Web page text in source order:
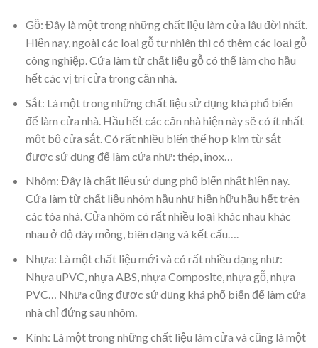
Gỗ: Đây là một trong những chất liệu làm cửa lâu đời nhất.
Hiện nay, ngoài các loại gỗ tự nhiên thì có thêm các loại gỗ
công nghiệp. Cửa làm từ chất liệu gỗ có thể làm cho hầu
hết các vị trí cửa trong căn nhà.
Sắt: Là một trong những chất liệu sử dụng khá phổ biến
để làm cửa nhà. Hầu hết các căn nhà hiện này sẽ có ít nhất
một bộ cửa sắt. Có rất nhiều biến thể hợp kim từ sắt
được sử dụng để làm cửa như: thép, inox…
Nhôm: Đây là chất liệu sử dụng phổ biến nhất hiện nay.
Cửa làm từ chất liệu nhôm hầu như hiện hữu hầu hết trên
các tòa nhà. Cửa nhôm có rất nhiều loại khác nhau khác
nhau ở độ dày mỏng, biên dạng và kết cấu….
Nhựa: Là một chất liệu mới và có rất nhiều dạng như:
Nhựa uPVC, nhựa ABS, nhựa Composite, nhựa gỗ, nhựa
PVC… Nhựa cũng được sử dụng khá phổ biến để làm cửa
nhà chỉ đứng sau nhôm.
Kính: Là một trong những chất liệu làm cửa và cũng là một